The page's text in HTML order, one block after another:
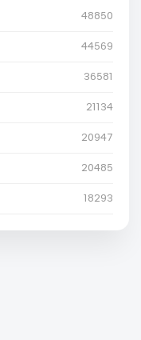
48850
44569
36581
21134
20947
20485
18293